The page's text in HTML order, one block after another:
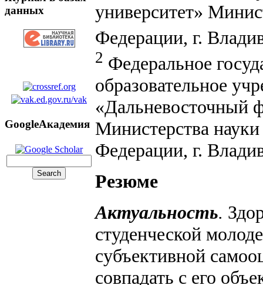
данных
GoogleАкадемия
университет»
Федерации, г.
2 Федеральное
образовательное
«Дальневосточный
Министерства
Федерации, г.
Резюме
Актуальность.
студенческой
субъективной
совпадать с его